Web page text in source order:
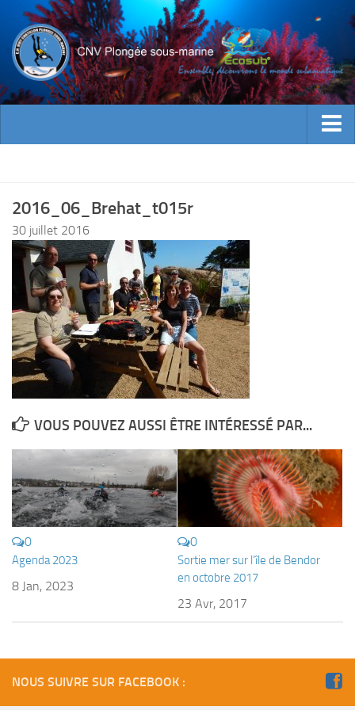
INFOS CNV
Bienvenue
Contacts
Documents utiles
Encadrement
Historique
Formations
Jeune plongeur
Plongeur N1
Plongeur N2
Maintien des acquis
2016_06_Brehat_t015r
30 juillet 2016
VOUS POUVEZ AUSSI ÊTRE INTÉRESSÉ PAR...
0
Agenda 2023
8 Jan, 2023
0
Sortie mer sur l’île de Bendor
en octobre 2017
23 Avr, 2017
NOUS SUIVRE SUR FACEBOOK :